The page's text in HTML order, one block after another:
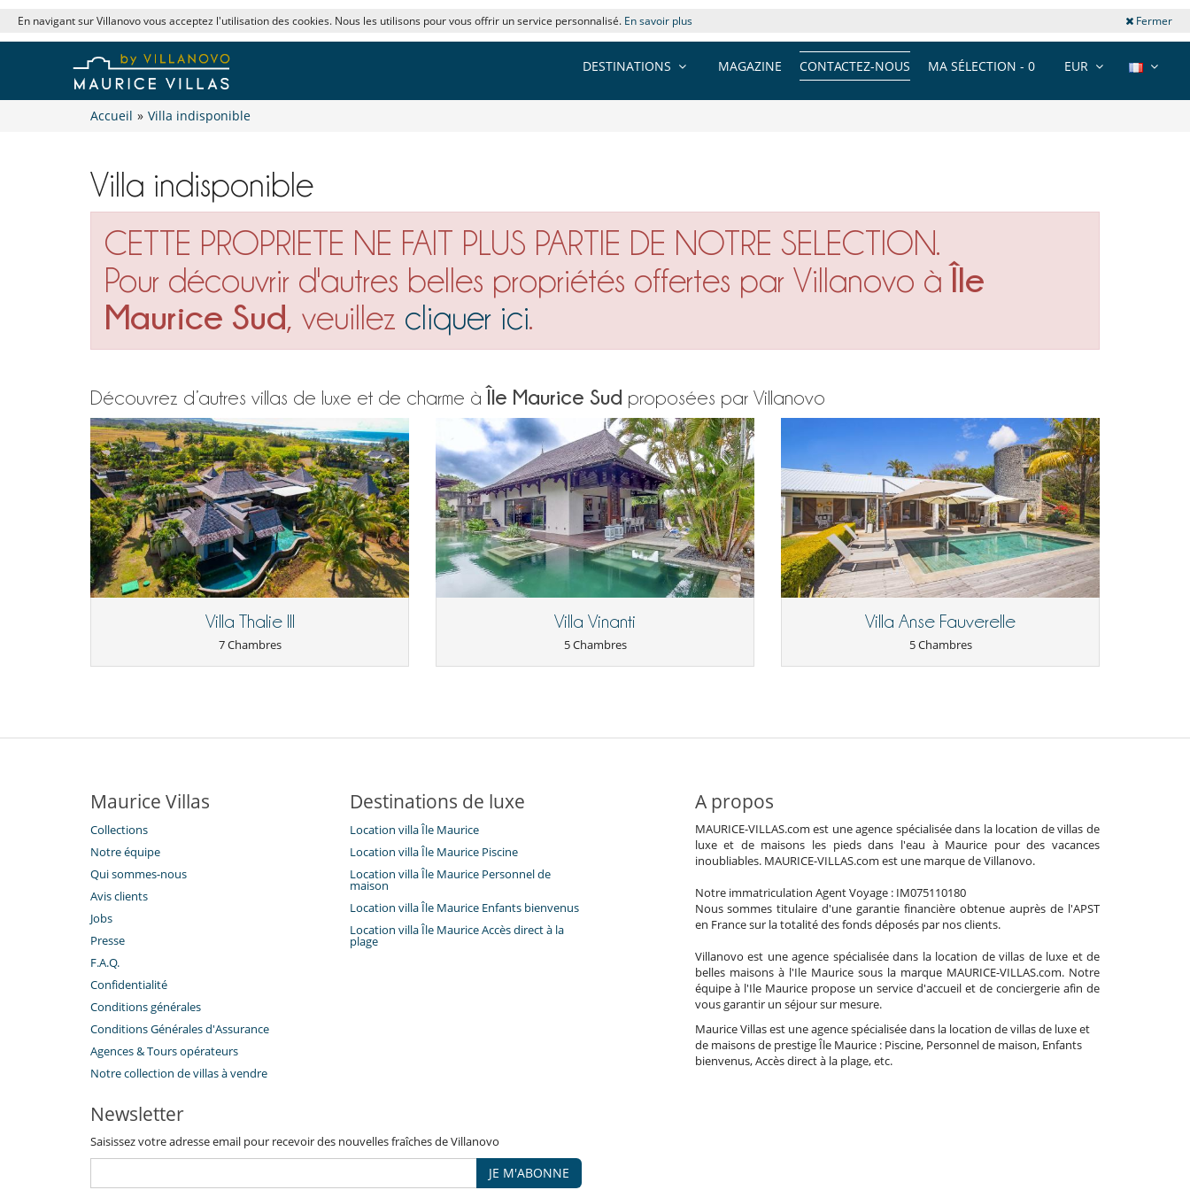
En navigant sur Villanovo vous acceptez l'utilisation des cookies. Nous les utilisons pour vous offrir un service personnalisé. En savoir plus Fermer
EUR
MA SÉLECTION - 0
CONTACTEZ-NOUS
MAGAZINE
DESTINATIONS
Accueil » Villa indisponible
Villa indisponible
CETTE PROPRIETE NE FAIT PLUS PARTIE DE NOTRE SELECTION.
Pour découvrir d'autres belles propriétés offertes par Villanovo à Île
Maurice Sud , veuillez cliquer ici
Découvrez d’autres villas de luxe et de charme à Île Maurice Sud proposées par Villanovo
Villa Thalie III
7 Chambres
Villa Vinanti
5 Chambres
Villa Anse Fauverelle
5 Chambres
Maurice Villas
Collections
Notre équipe
Qui sommes-nous
Avis clients
Jobs
Presse
F.A.Q.
Confidentialité
Conditions générales
Conditions Générales d'Assurance
​Agences & Tours opérateurs
Notre collection de villas à vendre
Destinations de luxe
Location villa Île Maurice
Location villa Île Maurice Piscine
Location villa Île Maurice Personnel de
maison
Location villa Île Maurice Enfants bienvenus
Location villa Île Maurice Accès direct à la
plage
A propos
MAURICE-VILLAS.com est une agence spécialisée dans la location de villas de
luxe et de maisons les pieds dans l'eau à Maurice pour des vacances
inoubliables. MAURICE-VILLAS.com est une marque de Villanovo.
Notre immatriculation Agent Voyage : IM075110180
Nous sommes titulaire d'une garantie financière obtenue auprès de l'APST
en France sur la totalité des fonds déposés par nos clients.
Villanovo est une agence spécialisée dans la location de villas de luxe et de
belles maisons à l'Ile Maurice sous la marque MAURICE-VILLAS.com. Notre
équipe à l'Ile Maurice propose un service d'accueil et de conciergerie afin de
vous garantir un séjour sur mesure.
Maurice Villas est une agence spécialisée dans la location de villas de luxe et
de maisons de prestige Île Maurice : Piscine, Personnel de maison, Enfants
bienvenus, Accès direct à la plage, etc.
Newsletter
Saisissez votre adresse email pour recevoir des nouvelles fraîches de Villanovo
JE M'ABONNE